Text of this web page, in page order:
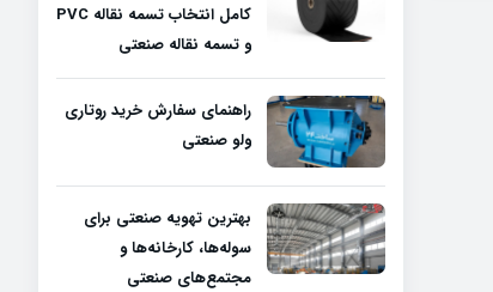
کامل انتخاب تسمه نقاله PVC
و تسمه نقاله صنعتی
راهنمای سفارش خرید روتاری
ولو صنعتی
بهترین تهویه صنعتی برای
سوله‌ها، کارخانه‌ها و
مجتمع‌های صنعتی